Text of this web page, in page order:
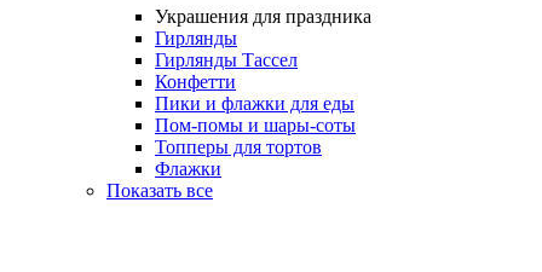
Украшения для праздника
Гирлянды
Гирлянды Тассел
Конфетти
Пики и флажки для еды
Пом-помы и шары-соты
Топперы для тортов
Флажки
Показать все